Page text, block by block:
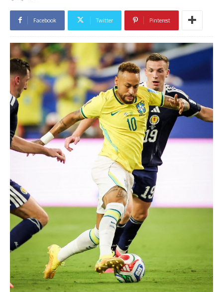
Facebook Twitter Pinterest